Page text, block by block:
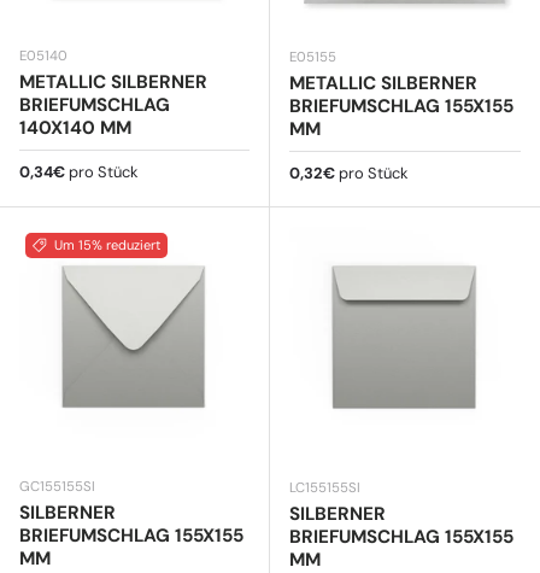
E05140
METALLIC SILBERNER
BRIEFUMSCHLAG
140X140 MM
Normaler Preis
0,34€ pro Stück
E05155
METALLIC SILBERNER
BRIEFUMSCHLAG 155X155
MM
Normaler Preis
0,32€ pro Stück
Um 15% reduziert
GC155155SI
SILBERNER
BRIEFUMSCHLAG 155X155
MM
LC155155SI
SILBERNER
BRIEFUMSCHLAG 155X155
MM